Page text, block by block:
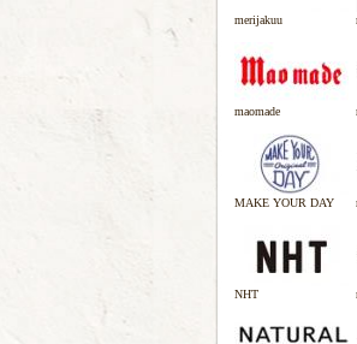
merijakuu
maomade
MAKE YOUR DAY
NHT